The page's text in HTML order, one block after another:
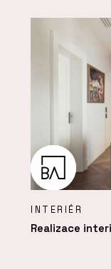
INTERIÉR
Realizace